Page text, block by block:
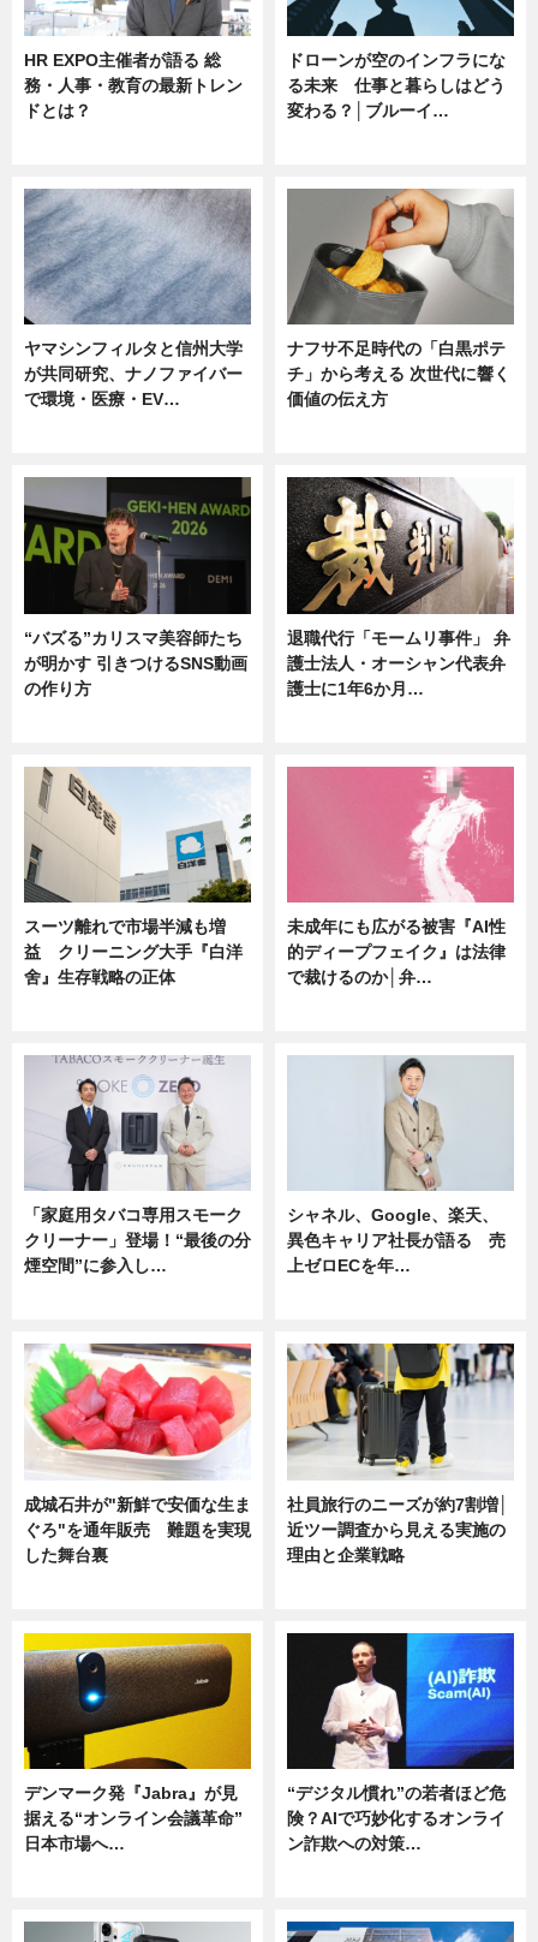
HR EXPO主催者が語る 総
務・人事・教育の最新トレン
ドとは？
ドローンが空のインフラにな
る未来 仕事と暮らしはどう
変わる？│ブルーイ…
ヤマシンフィルタと信州大学
が共同研究、ナノファイバー
で環境・医療・EV…
ナフサ不足時代の「白黒ポテ
チ」から考える 次世代に響く
価値の伝え方
“バズる”カリスマ美容師たち
が明かす 引きつけるSNS動画
の作り方
退職代行「モームリ事件」 弁
護士法人・オーシャン代表弁
護士に1年6か月…
スーツ離れで市場半減も増
益 クリーニング大手『白洋
舍』生存戦略の正体
未成年にも広がる被害『AI性
的ディープフェイク』は法律
で裁けるのか│弁…
「家庭用タバコ専用スモーク
クリーナー」登場！“最後の分
煙空間”に参入し…
シャネル、Google、楽天、
異色キャリア社長が語る 売
上ゼロECを年…
成城石井が"新鮮で安価な生ま
ぐろ"を通年販売 難題を実現
した舞台裏
社員旅行のニーズが約7割増│
近ツー調査から見える実施の
理由と企業戦略
デンマーク発『Jabra』が見
据える“オンライン会議革命”
日本市場へ…
“デジタル慣れ”の若者ほど危
険？AIで巧妙化するオンライ
ン詐欺への対策…